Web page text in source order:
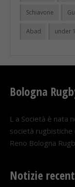
Schiavone
Abad under
Bologna
L a Società è nata
società rugbistiche
Reno Bologna
Notizie